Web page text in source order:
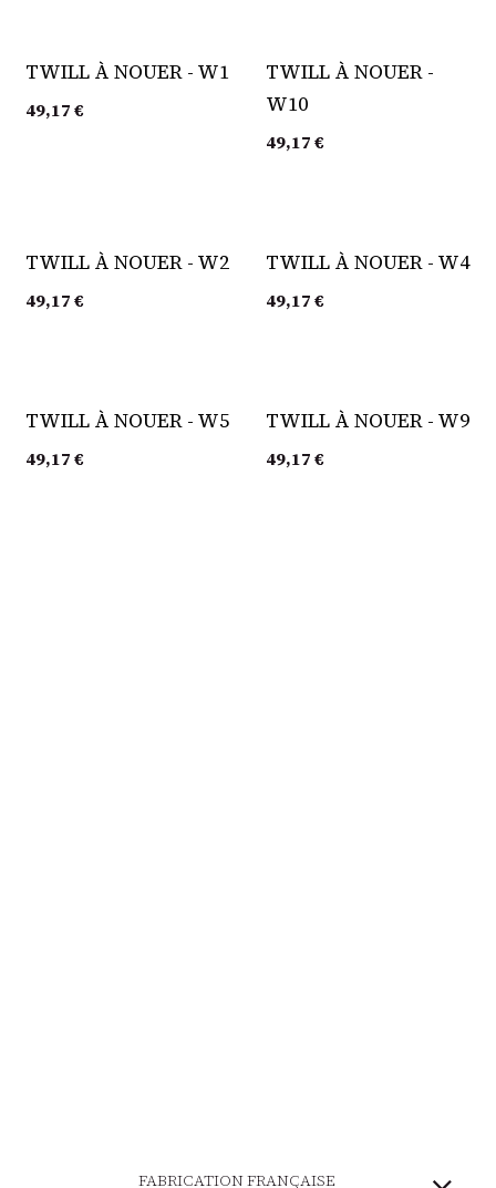
TWILL À NOUER - W1
49,17€
TWILL À NOUER -
W10
49,17€
TWILL À NOUER - W2
49,17€
TWILL À NOUER - W4
49,17€
TWILL À NOUER - W5
49,17€
TWILL À NOUER - W9
49,17€
FABRICATION FRANÇAISE